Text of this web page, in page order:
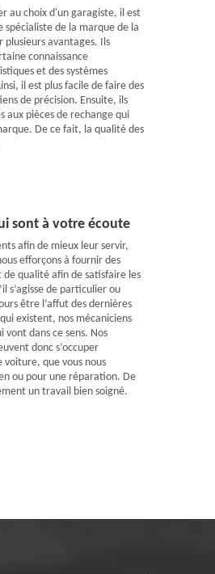
au choix d'un garagiste, il est
spécialiste de la marque de la
plusieurs avantages. Ils
connaissance
et des systèmes
il est plus facile de faire des
de précision. Ensuite, ils
aux pièces de rechange qui
De ce fait, la qualité des
sont à votre écoute
afin de mieux leur servir,
efforçons à fournir des
qualité afin de satisfaire les
s’agisse de particulier ou
être l’affut des dernières
existent, nos mécaniciens
vont dans ce sens. Nos
donc s’occuper
que vous nous
ou pour une réparation. De
un travail bien soigné.